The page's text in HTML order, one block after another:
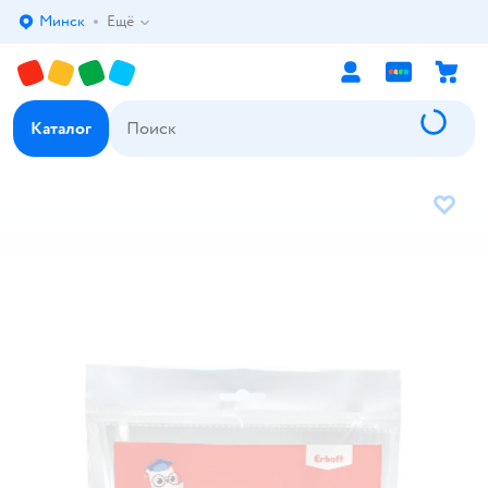
Выбор адреса доставки.
Минск Ещё
Каталог
В